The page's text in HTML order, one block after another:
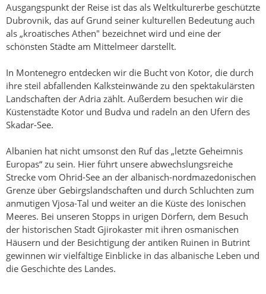
Ausgangspunkt der Reise ist das als Weltkulturerbe geschützte
Dubrovnik, das auf Grund seiner kulturellen Bedeutung auch
als „kroatisches Athen" bezeichnet wird und eine der
schönsten Städte am Mittelmeer darstellt.
In Montenegro entdecken wir die Bucht von Kotor, die durch
ihre steil abfallenden Kalksteinwände zu den spektakulärsten
Landschaften der Adria zählt. Außerdem besuchen wir die
Küstenstädte Kotor und Budva und radeln an den Ufern des
Skadar-See.
Albanien hat nicht umsonst den Ruf das „letzte Geheimnis
Europas“ zu sein. Hier führt unsere abwechslungsreiche
Strecke vom Ohrid-See an der albanisch-nordmazedonischen
Grenze über Gebirgslandschaften und durch Schluchten zum
anmutigen Vjosa-Tal und weiter an die Küste des Ionischen
Meeres. Bei unseren Stopps in urigen Dörfern, dem Besuch
der historischen Stadt Gjirokaster mit ihren osmanischen
Häusern und der Besichtigung der antiken Ruinen in Butrint
gewinnen wir vielfältige Einblicke in das albanische Leben und
die Geschichte des Landes.